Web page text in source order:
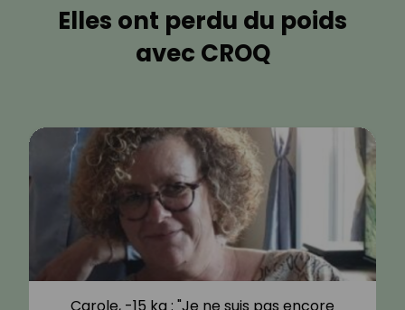
Elles ont perdu du poids
avec CROQ